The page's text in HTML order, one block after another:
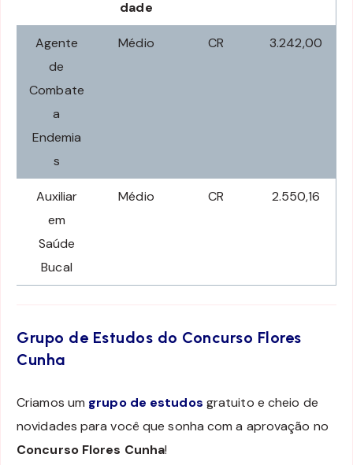
dade
Agente
de
Combate
a
Endemia
s
Médio CR 3.242,00
Auxiliar
em
Saúde
Bucal
Médio CR 2.550,16
Grupo de Estudos do Concurso Flores
Cunha
Criamos um grupo de estudos gratuito e cheio de
novidades para você que sonha com a aprovação no
Concurso Flores Cunha!